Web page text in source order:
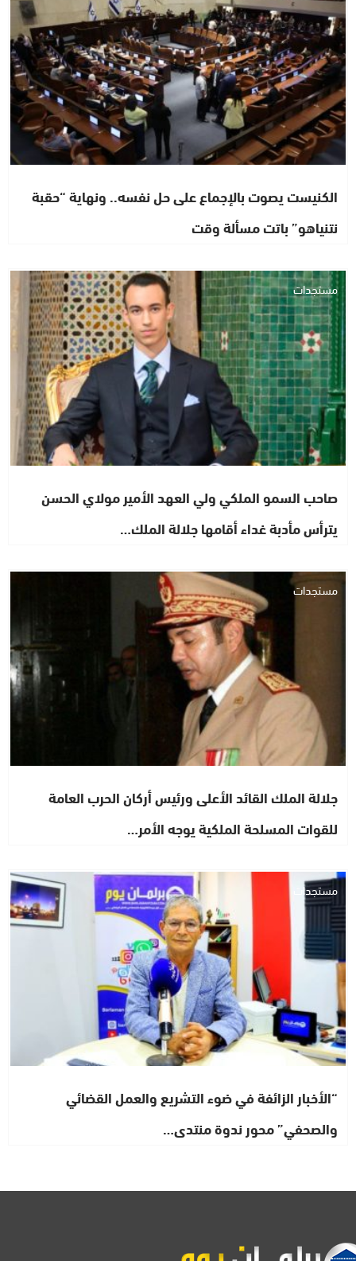
الكنيست يصوت بالإجماع على حل نفسه.. ونهاية “حقبة
نتنياهو” باتت مسألة وقت
مستجدات
صاحب السمو الملكي ولي العهد الأمير مولاي الحسن
يترأس مأدبة غداء أقامها جلالة الملك…
مستجدات
جلالة الملك القائد الأعلى ورئيس أركان الحرب العامة
للقوات المسلحة الملكية يوجه الأمر…
مستجدات
“الأخبار الزائفة في ضوء التشريع والعمل القضائي
والصحفي” محور ندوة منتدى…